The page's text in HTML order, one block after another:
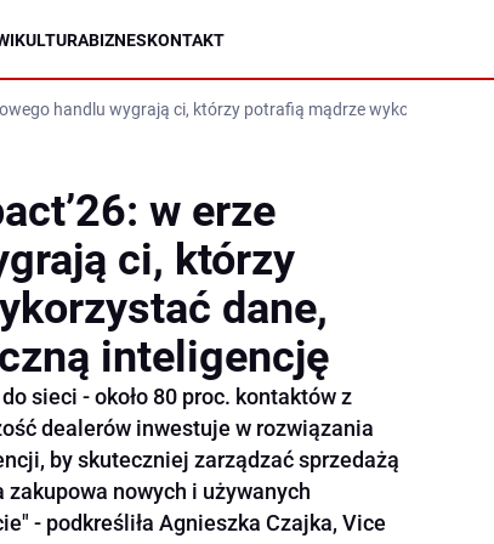
KULTURABIZNESKONTAKT
handlu wygrają ci, którzy potrafią mądrze wykorzystać
w erze
ci, którzy
dane,
inteligencję
sieci - około 80 proc. kontaktów z
dealerów inwestuje w rozwiązania
by skuteczniej zarządzać sprzedażą
nowych i używanych
- podkreśliła Agnieszka Czajka, Vice